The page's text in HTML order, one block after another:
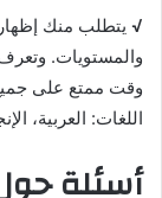
√ يتطلب منك
والمستويات.
وقت ممتع على جميع
اللغات: العربية،